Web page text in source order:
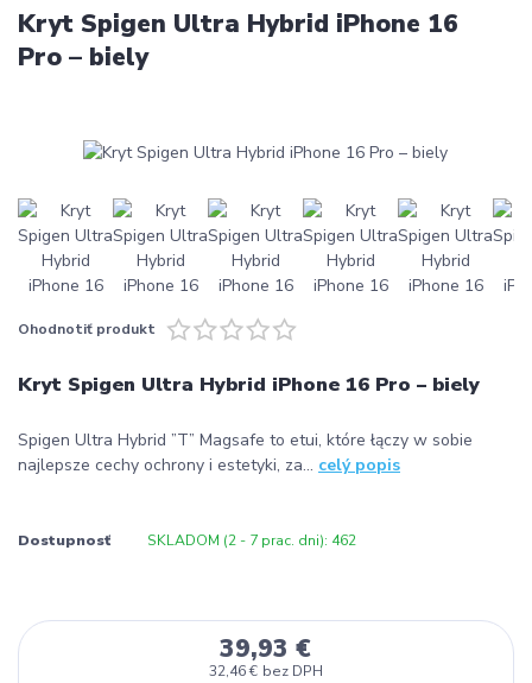
Kryt Spigen Ultra Hybrid iPhone 16
Pro – biely
Ohodnotiť produkt
Kryt Spigen Ultra Hybrid iPhone 16 Pro – biely
Spigen Ultra Hybrid ”T” Magsafe to etui, które łączy w sobie
najlepsze cechy ochrony i estetyki, za... celý popis
Dostupnosť SKLADOM (2 - 7 prac. dni): 462
39,93 €
32,46 € bez DPH